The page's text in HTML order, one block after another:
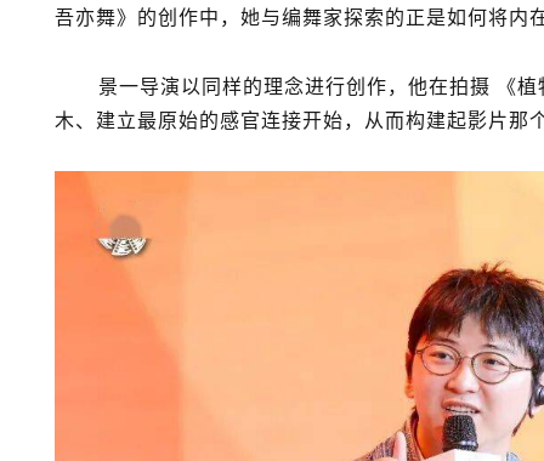
吾亦舞》 的创作中，她与编舞家探索的正是如何将
景一导演以同样的理念进行创作，他在拍摄 《
木、建立最原始的感官连接开始，从而构建起影片那